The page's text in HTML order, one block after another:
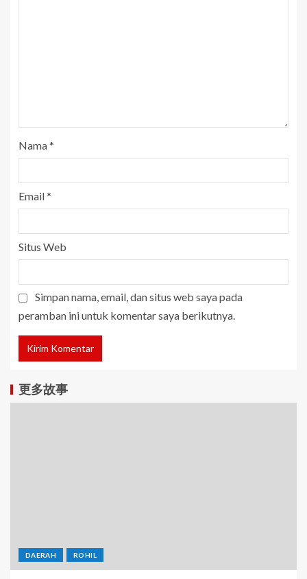
Nama*
Email*
Situs Web
Simpan nama, email, dan situs web saya pada
peramban ini untuk komentar saya berikutnya.
更多故事
DAERAH ROHIL